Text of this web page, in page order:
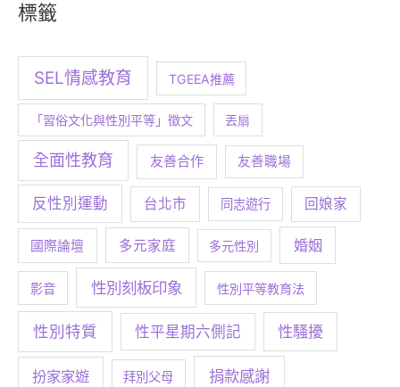
標籤
SEL情感教育 TGEEA推薦
「習俗文化與性別平等」徵文 丟扇
全面性教育 友善合作 友善職場
反性別運動 台北市 同志遊行 回娘家
國際論壇 多元家庭 多元性別 婚姻
影音 性別刻板印象 性別平等教育法
性別特質 性平星期六側記 性騷擾
扮家家遊 拜別父母 捐款感謝